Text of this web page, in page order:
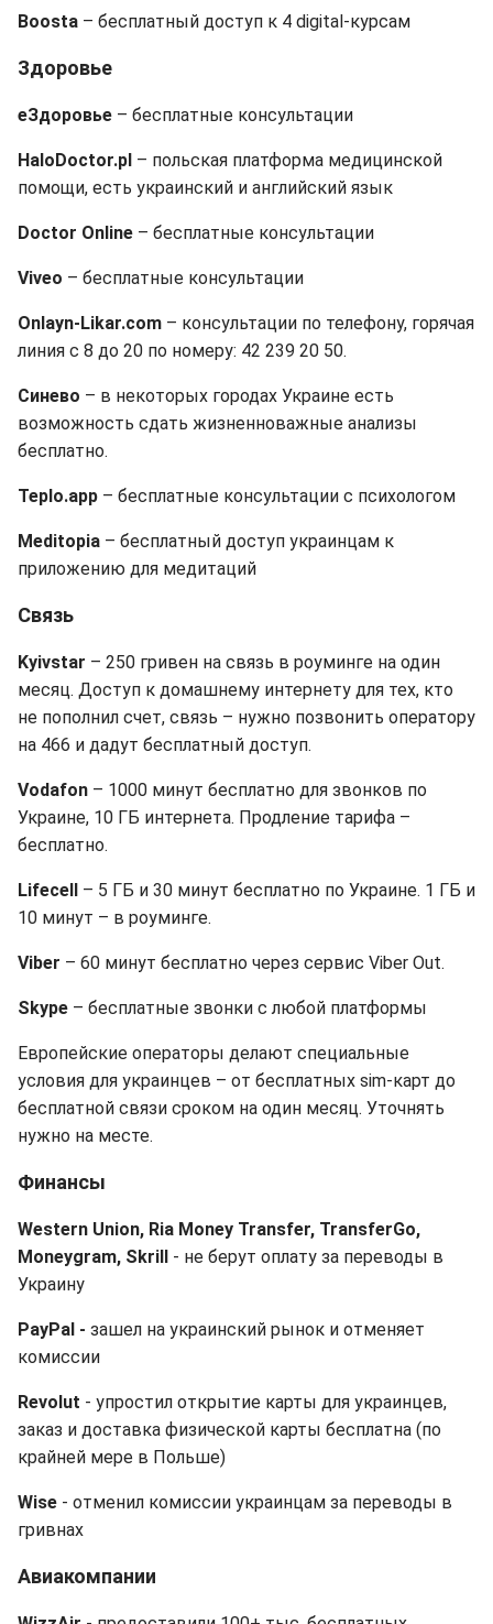
Boosta – бесплатный доступ к 4 digital-курсам
Здоровье
еЗдоровье – бесплатные консультации
HaloDoctor.pl – польская платформа медицинской
помощи, есть украинский и английский язык
Doctor Online – бесплатные консультации
Viveo – бесплатные консультации
Onlayn-Likar.com – консультации по телефону, горячая
линия с 8 до 20 по номеру: 42 239 20 50.
Синево – в некоторых городах Украине есть
возможность сдать жизненноважные анализы
бесплатно.
Teplo.app – бесплатные консультации с психологом
Meditopia – бесплатный доступ украинцам к
приложению для медитаций
Связь
Kyivstar – 250 гривен на связь в роуминге на один
месяц. Доступ к домашнему интернету для тех, кто
не пополнил счет, связь – нужно позвонить оператору
на 466 и дадут бесплатный доступ.
Vodafon – 1000 минут бесплатно для звонков по
Украине, 10 ГБ интернета. Продление тарифа –
бесплатно.
Lifecell – 5 ГБ и 30 минут бесплатно по Украине. 1 ГБ и
10 минут – в роуминге.
Viber – 60 минут бесплатно через сервис Viber Out.
Skype – бесплатные звонки с любой платформы
Европейские операторы делают специальные
условия для украинцев – от бесплатных sim-карт до
бесплатной связи сроком на один месяц. Уточнять
нужно на месте.
Финансы
Western Union, Ria Money Transfer, TransferGo,
Moneygram, Skrill - не берут оплату за переводы в
Украину
PayPal - зашел на украинский рынок и отменяет
комиссии
Revolut - упростил открытие карты для украинцев,
заказ и доставка физической карты бесплатна (по
крайней мере в Польше)
Wise - отменил комиссии украинцам за переводы в
гривнах
Авиакомпании